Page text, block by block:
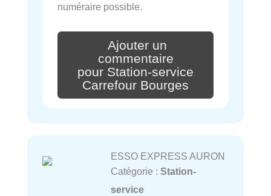
numéraire possible.
Ajouter un
commentaire
pour Station-service
Carrefour Bourges
ESSO EXPRESS AURON
Catégorie : Station-
service